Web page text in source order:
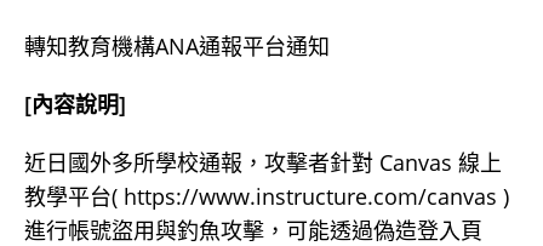
轉知教育機構ANA通報平台通知
[內容說明]
近日國外多所學校通報，攻擊者針對 Canvas 線上
教學平台( https://www.instructure.com/canvas )
進行帳號盜用與釣魚攻擊，可能透過偽造登入頁